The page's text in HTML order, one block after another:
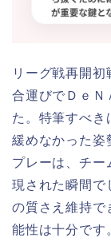
リーグ戦再開
合運びでＤｅＮ
た。特筆すべき
緩めなかった姿
プレーは、チー
現された瞬間で
の質さえ維持で
能性は十分です